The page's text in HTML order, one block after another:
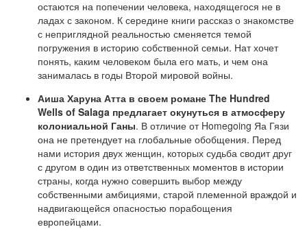
остаются на попечении человека, находящегося не в
ладах с законом. К середине книги рассказ о знакомстве
с неприглядной реальностью сменяется темой
погружения в историю собственной семьи. Нат хочет
понять, каким человеком была его мать, и чем она
занималась в годы Второй мировой войны.
Аиша Харуна Атта в своем романе The Hundred
Wells of Salaga предлагает окунуться в атмосферу
колониальной Ганы. В отличие от Homegoing Яа Гязи
она не претендует на глобальные обобщения. Перед
нами история двух женщин, которых судьба сводит друг
с другом в один из ответственных моментов в истории
страны, когда нужно совершить выбор между
собственными амбициями, старой племенной враждой и
надвигающейся опасностью порабощения
европейцами.